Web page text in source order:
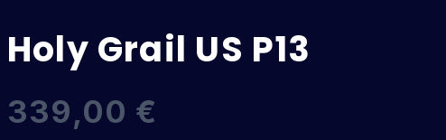
Holy Grail US P13
339,00 €